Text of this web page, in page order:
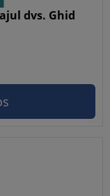
dvs. Ghid